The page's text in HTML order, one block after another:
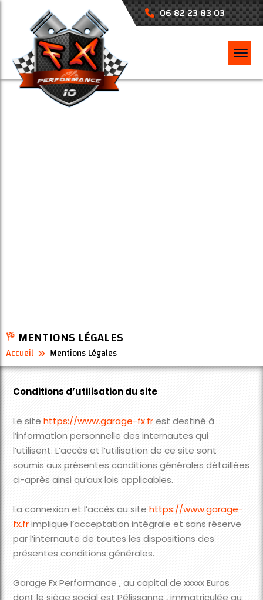
06 82 23 83 03
MENTIONS LÉGALES
Accueil Mentions Légales
Conditions d’utilisation du site
Le sitehttps://www.garage-fx.frest destiné à
l’information personnelle des internautes qui
l’utilisent. L’accès et l’utilisation de ce site sont
soumis aux présentes conditions générales détaillées
ci-après ainsi qu’aux lois applicables.
La connexion et l’accès au sitehttps://www.garage-
fx.frimplique l’acceptation intégrale et sans réserve
par l’internaute de toutes les dispositions des
présentes conditions générales.
Garage Fx Performance , au capital de xxxxx Euros
dont le siège social est Pélissanne , immatriculée au